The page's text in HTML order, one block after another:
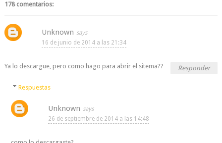
178 comentarios:
Unknown
16 de junio de 2014 a las 21:34
Ya lo descargue, pero como hago para abrir el sitema?? Responder
Respuestas
Unknown
26 de septiembre de 2014 a las 14:48